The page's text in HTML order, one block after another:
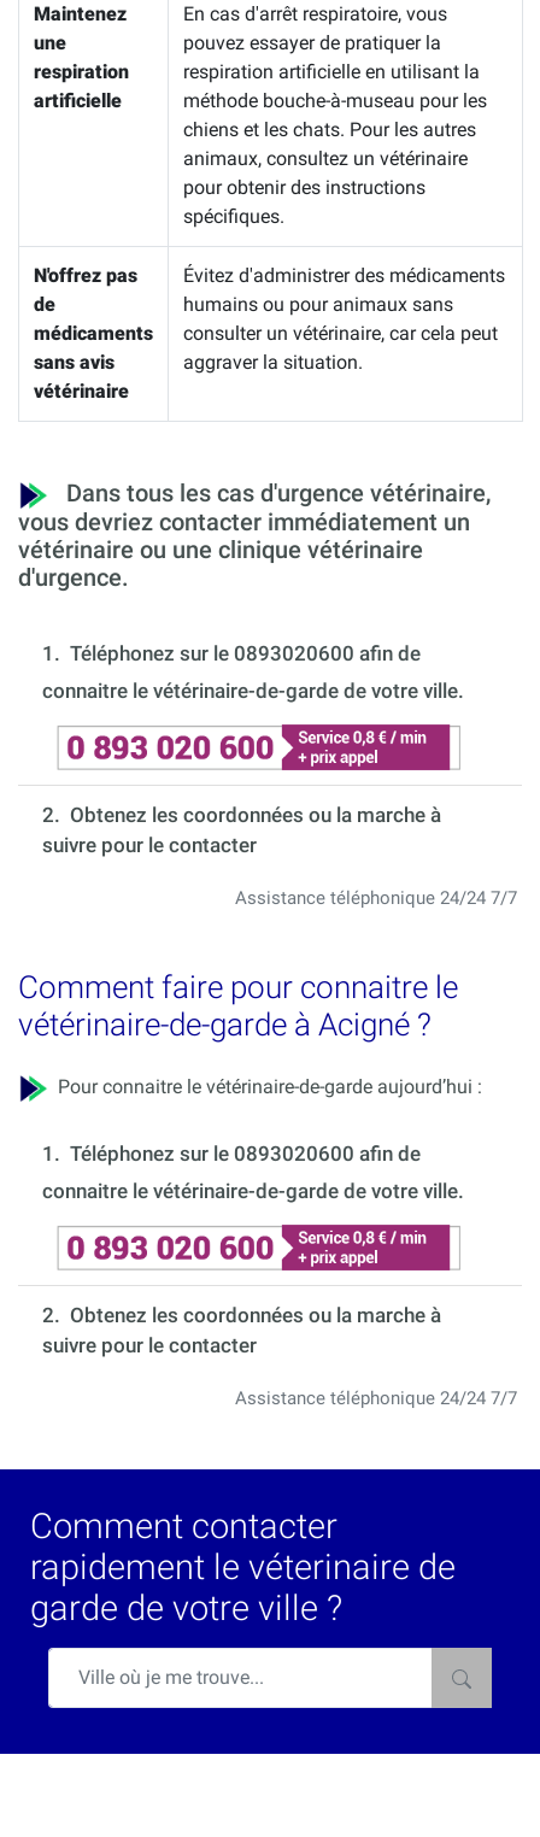
Maintenez
une
respiration
artificielle
En cas d'arrêt respiratoire, vous
pouvez essayer de pratiquer la
respiration artificielle en utilisant la
méthode bouche-à-museau pour les
chiens et les chats. Pour les autres
animaux, consultez un vétérinaire
pour obtenir des instructions
spécifiques.
N'offrez pas
de
médicaments
sans avis
vétérinaire
Évitez d'administrer des médicaments
humains ou pour animaux sans
consulter un vétérinaire, car cela peut
aggraver la situation.
Dans tous les cas d'urgence vétérinaire,
vous devriez contacter immédiatement un
vétérinaire ou une clinique vétérinaire
d'urgence.
1. Téléphonez sur le 0893020600 afin de
connaitre le vétérinaire-de-garde de votre ville.
2. Obtenez les coordonnées ou la marche à
suivre pour le contacter
Assistance téléphonique 24/24 7/7
Comment faire pour connaitre le
vétérinaire-de-garde à Acigné ?
Pour connaitre le vétérinaire-de-garde aujourd’hui :
1. Téléphonez sur le 0893020600 afin de
connaitre le vétérinaire-de-garde de votre ville.
2. Obtenez les coordonnées ou la marche à
suivre pour le contacter
Assistance téléphonique 24/24 7/7
Comment contacter
rapidement le véterinaire de
garde de votre ville ?